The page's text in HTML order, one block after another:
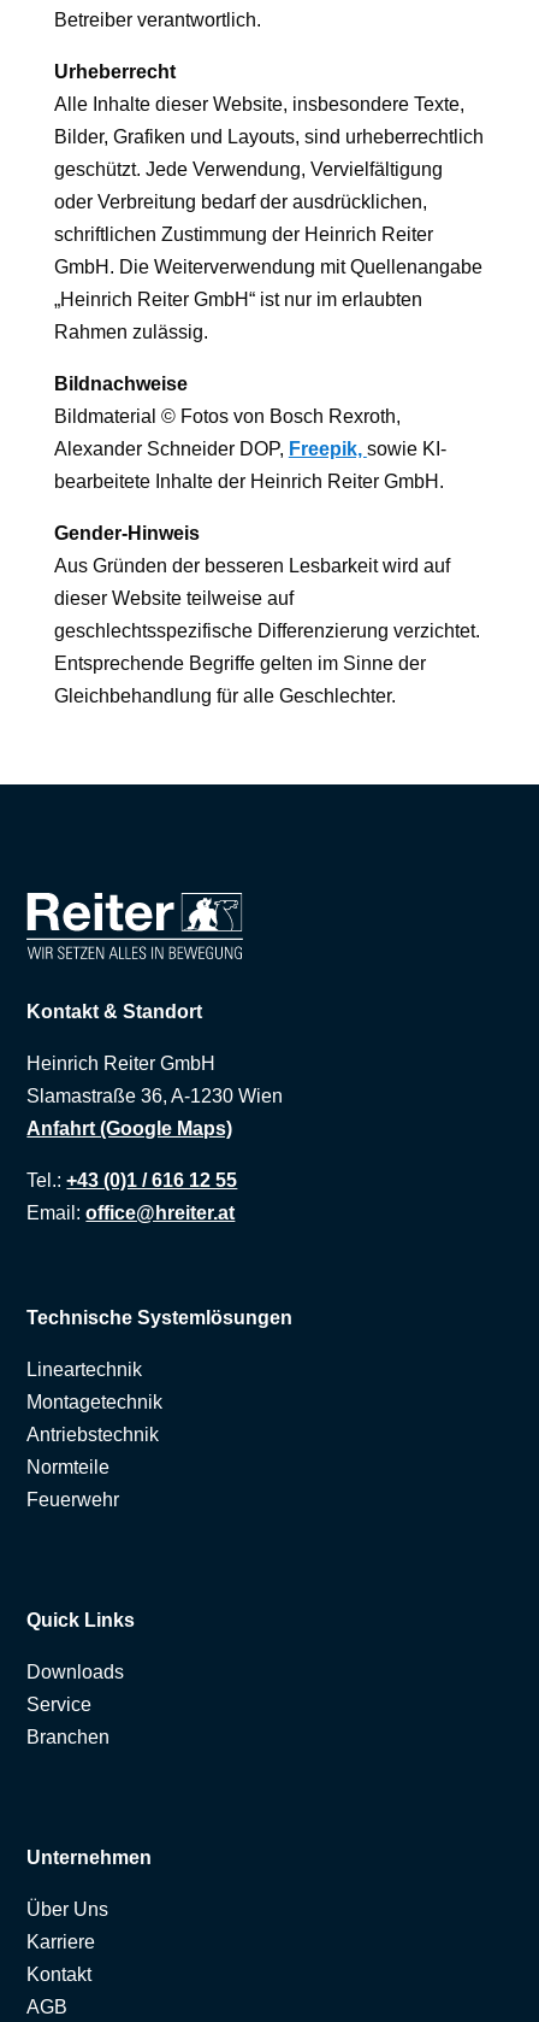
Betreiber verantwortlich.
Urheberrecht
Alle Inhalte dieser Website, insbesondere Texte,
Bilder, Grafiken und Layouts, sind urheberrechtlich
geschützt. Jede Verwendung, Vervielfältigung
oder Verbreitung bedarf der ausdrücklichen,
schriftlichen Zustimmung der Heinrich Reiter
GmbH. Die Weiterverwendung mit Quellenangabe
„Heinrich Reiter GmbH“ ist nur im erlaubten
Rahmen zulässig.
Bildnachweise
Bildmaterial © Fotos von Bosch Rexroth,
Alexander Schneider DOP, Freepik, sowie KI-
bearbeitete Inhalte der Heinrich Reiter GmbH.
Gender-Hinweis
Aus Gründen der besseren Lesbarkeit wird auf
dieser Website teilweise auf
geschlechtsspezifische Differenzierung verzichtet.
Entsprechende Begriffe gelten im Sinne der
Gleichbehandlung für alle Geschlechter.
Kontakt & Standort
Heinrich Reiter GmbH
Slamastraße 36, A-1230 Wien
Anfahrt (Google Maps)
Tel.:+43 (0)1 / 616 12 55
Email:office@hreiter.at
Technische Systemlösungen
Lineartechnik
Montagetechnik
Antriebstechnik
Normteile
Feuerwehr
Quick Links
Downloads
Service
Branchen
Unternehmen
Über Uns
Karriere
Kontakt
AGB